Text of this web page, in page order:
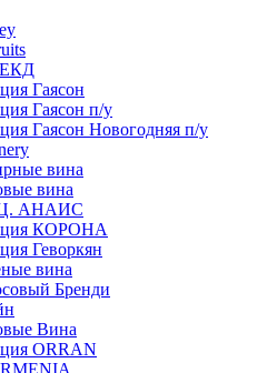
ЕКД
Гаясон
Гаясон п/у
Гаясон Новогодняя п/у
вина
вина
АНАИС
КОРОНА
Геворкян
вина
Бренди
Вина
ORRAN